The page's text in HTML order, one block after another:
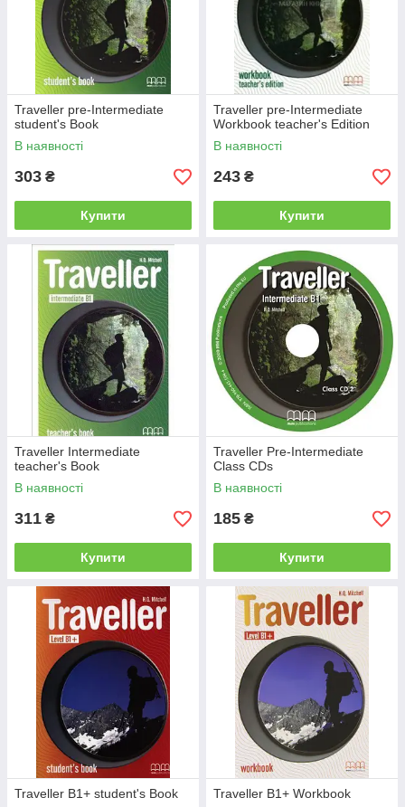
Traveller pre-Intermediate
student's Book
В наявності
303 ₴
Купити
Traveller pre-Intermediate
Workbook teacher's Edition
В наявності
243 ₴
Купити
Traveller Intermediate
teacher's Book
В наявності
311 ₴
Купити
Traveller Pre-Intermediate
Class CDs
В наявності
185 ₴
Купити
Traveller B1+ student's Book
Traveller B1+ Workbook